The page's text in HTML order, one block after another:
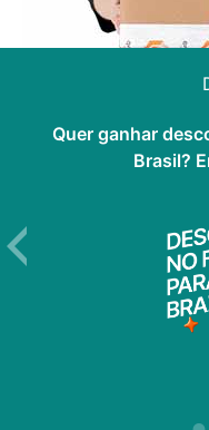
Quer ganhar
Brasil?